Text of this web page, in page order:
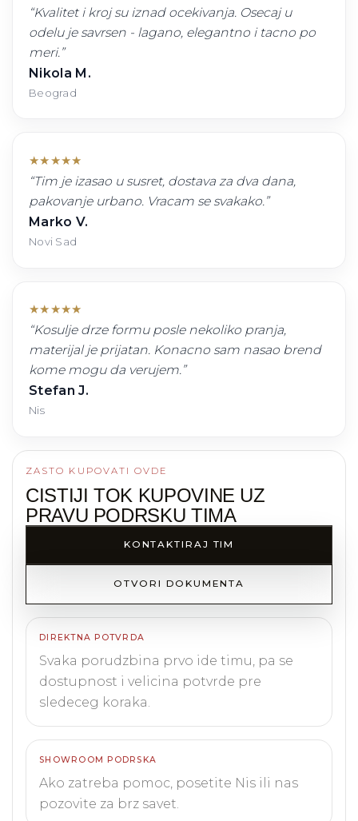
“Kvalitet i kroj su iznad ocekivanja. Osecaj u
odelu je savrsen - lagano, elegantno i tacno po
meri.”
Nikola M.
Beograd
★★★★★
“Tim je izasao u susret, dostava za dva dana,
pakovanje urbano. Vracam se svakako.”
Marko V.
Novi Sad
★★★★★
“Kosulje drze formu posle nekoliko pranja,
materijal je prijatan. Konacno sam nasao brend
kome mogu da verujem.”
Stefan J.
Nis
ZASTO KUPOVATI OVDE
CISTIJI TOK KUPOVINE UZ
PRAVU PODRSKU TIMA
KONTAKTIRAJ TIM
OTVORI DOKUMENTA
DIREKTNA POTVRDA
Svaka porudzbina prvo ide timu, pa se
dostupnost i velicina potvrde pre
sledeceg koraka.
SHOWROOM PODRSKA
Ako zatreba pomoc, posetite Nis ili nas
pozovite za brz savet.